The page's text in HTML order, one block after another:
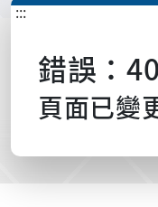
:::
錯誤：
頁面已變